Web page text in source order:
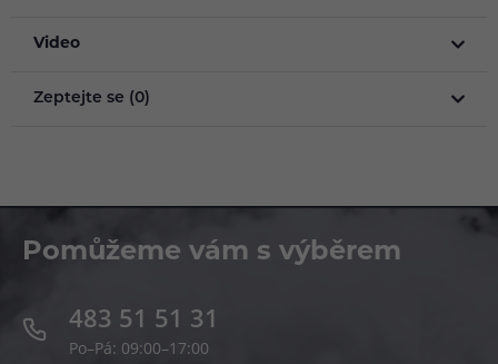
Video
Zeptejte se (0)
Pomůžeme vám s výběrem
483 51 51 31
Po–Pá: 09:00–17:00